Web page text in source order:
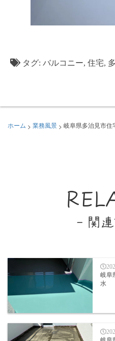
タグ: バルコニー, 住宅,
ホーム > 業務風景 > 岐阜県多治見市住
- 関
岐阜
水